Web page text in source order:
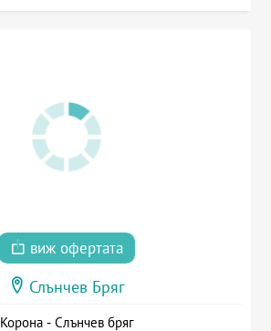
виж офертата
Слънчев Бряг
Корона - Слънчев бряг